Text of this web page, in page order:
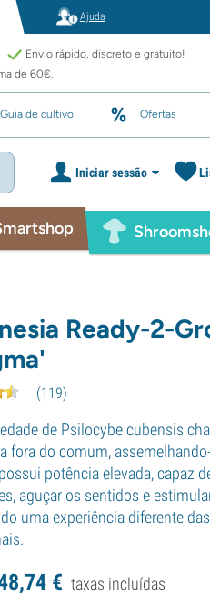
Ajuda
Envio rápido, discreto e gratuito!
de 60€.
Guia de cultivo Ofertas
Iniciar sessão
Ready-2-
(119)
de Psilocybe cubensis
fora do comum,
potência elevada, capaz
aguçar os sentidos e
uma experiência diferente
74 € taxas incluídas